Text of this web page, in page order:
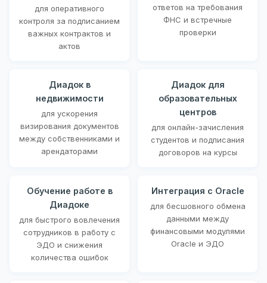
для оперативного
контроля за подписанием
важных контрактов и
актов
ответов на требования
ФНС и встречные
проверки
Диадок в
недвижимости
для ускорения
визирования документов
между собственниками и
арендаторами
Диадок для
образовательных
центров
для онлайн-зачисления
студентов и подписания
договоров на курсы
Обучение работе в
Диадоке
для быстрого вовлечения
сотрудников в работу с
ЭДО и снижения
количества ошибок
Интеграция с Oracle
для бесшовного обмена
данными между
финансовыми модулями
Oracle и ЭДО